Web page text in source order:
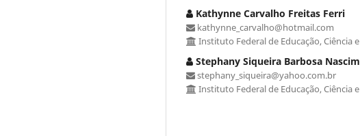
Kathynne Carvalho Freitas Ferri
kathynne_carvalho@hotmail.com
Instituto Federal de Educação, Ciência
Stephany Siqueira Barbosa
stephany_siqueira@yahoo.com.br
Instituto Federal de Educação, Ciência